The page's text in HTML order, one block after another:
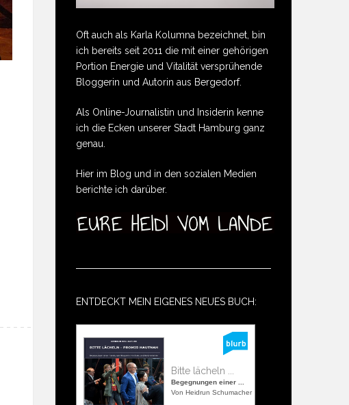
Oft auch als Karla Kolumna bezeichnet, bin
ich bereits seit 2011 die mit einer gehörigen
Portion Energie und Vitalität versprühende
Bloggerin und Autorin aus Bergedorf.
Als Online-Journalistin und Insiderin kenne
ich die Ecken unserer Stadt Hamburg ganz
genau.
Hier im Blog und in den sozialen Medien
berichte ich darüber.
ENTDECKT MEIN EIGENES NEUES BUCH:
Bitte lächeln ...
Begegnungen einer ...
Von Heidrun Schumacher